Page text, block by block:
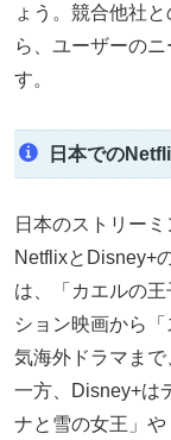
ょう。競合他社
ら、ユーザーの
す。
日本での
日本のストリー
NetflixとDisney+
は、「カエルの
ション映画から
気海外ドラマまで
一方、Disney+は
ナと雪の女王」